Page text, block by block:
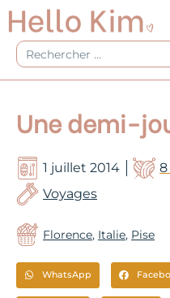
Aller
au
contenu
Rechercher
Une demi-
1 juillet 2014
Voyages
Florence, Italie, Pise
WhatsApp